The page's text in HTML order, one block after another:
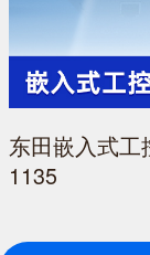
东田嵌入式工
1135